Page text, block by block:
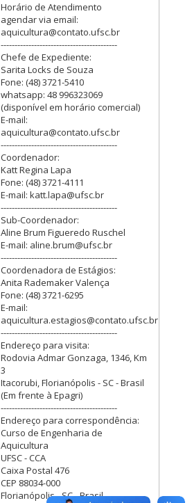
Horário de Atendimento
agendar via email:
aquicultura@contato.ufsc.br
------------------------------------------
Chefe de Expediente:
Sarita Locks de Souza
Fone: (48) 3721-5410
whatsapp: 48 996323069
(disponível em horário comercial)
E-mail:
aquicultura@contato.ufsc.br
------------------------------------------
Coordenador:
Katt Regina Lapa
Fone: (48) 3721-4111
E-mail: katt.lapa@ufsc.br
------------------------------------------
Sub-Coordenador:
Aline Brum Figueredo Ruschel
E-mail: aline.brum@ufsc.br
------------------------------------------
Coordenadora de Estágios:
Anita Rademaker Valença
Fone: (48) 3721-6295
E-mail:
aquicultura.estagios@contato.ufsc.br
------------------------------------------
Endereço para visita:
Rodovia Admar Gonzaga, 1346, Km
3
Itacorubi, Florianópolis - SC - Brasil
(Em frente à Epagri)
------------------------------------------
Endereço para correspondência:
Curso de Engenharia de
Aquicultura
UFSC - CCA
Caixa Postal 476
CEP 88034-000
Florianópolis - SC - Brasil